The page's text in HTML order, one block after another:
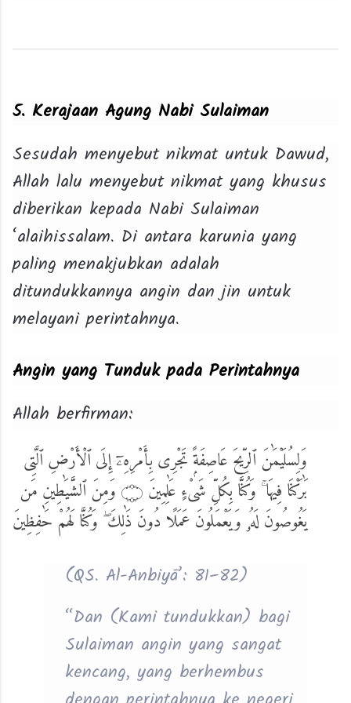
5. Kerajaan Agung Nabi Sulaiman
Sesudah menyebut nikmat untuk Dawud,
Allah lalu menyebut nikmat yang khusus
diberikan kepada Nabi Sulaiman
‘alaihissalam. Di antara karunia yang
paling menakjubkan adalah
ditundukkannya angin dan jin untuk
melayani perintahnya.
Angin yang Tunduk pada Perintahnya
Allah berfirman:
وَلِسُلَيْمَٰنَ ٱلرِّيحَ عَاصِفَةًۭ تَجْرِى بِأَمْرِهِۦٓ إِلَى ٱلْأَرْضِ ٱلَّتِى
بَٰرَكْنَا فِيهَا ۚ وَكُنَّا بِكُلِّ شَىْءٍ عَٰلِمِينَ ۝ وَمِنَ ٱلشَّيَٰطِينِ مَن
يَغُوصُونَ لَهُۥ وَيَعْمَلُونَ عَمَلًا دُونَ ذَٰلِكَ ۖ وَكُنَّا لَهُمْ حَٰفِظِينَ
(QS. Al-Anbiyā’: 81–82)
“Dan (Kami tundukkan) bagi
Sulaiman angin yang sangat
kencang, yang berhembus